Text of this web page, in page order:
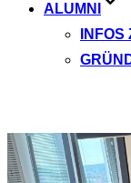
ALUMNI